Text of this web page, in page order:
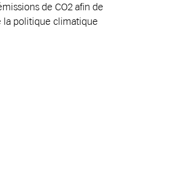
de CO2 afin de
la politique climatique